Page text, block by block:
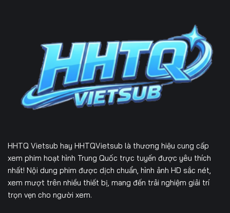
HHTQ Vietsub hay HHTQVietsub là thương hiệu cung cấp
xem phim hoạt hình Trung Quốc trực tuyến được yêu thích
nhất! Nội dung phim được dịch chuẩn, hình ảnh HD sắc nét,
xem mượt trên nhiều thiết bị, mang đến trải nghiệm giải trí
trọn vẹn cho người xem.